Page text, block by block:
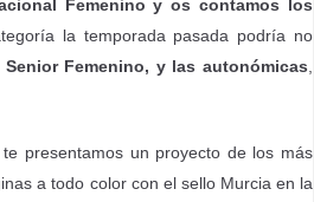
Femenino y os contamos los
la temporada pasada podría no
Senior Femenino, y las autonómicas
te presentamos un proyecto de los más
a todo color con el sello Murcia en la